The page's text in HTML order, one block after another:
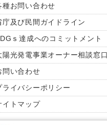
種お問い合わせ
庁及び民間ガイドライン
ｓ達成へのコミットメント
陽光発電事業オーナー相談窓口
問い合わせ
ライバシーポリシー
イトマップ